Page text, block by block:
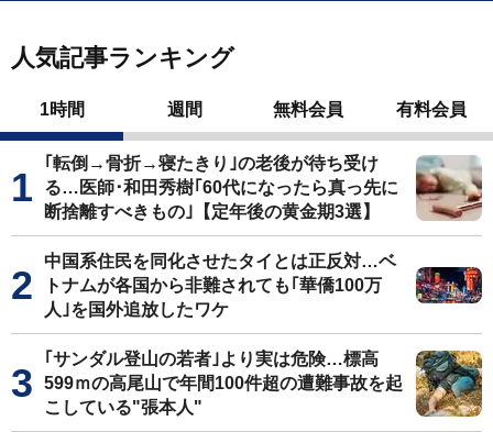
人気記事ランキング
1時間 週間 無料会員 有料会員
｢転倒→骨折→寝たきり｣の老後が待ち受け
る…医師･和田秀樹｢60代になったら真っ先に
断捨離すべきもの｣【定年後の黄金期3選】
中国系住民を同化させたタイとは正反対…ベ
トナムが各国から非難されても｢華僑100万
人｣を国外追放したワケ
｢サンダル登山の若者｣より実は危険…標高
599ｍの高尾山で年間100件超の遭難事故を起
こしている"張本人"